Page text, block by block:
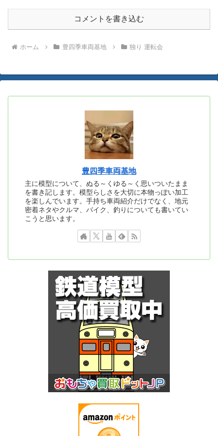
コメントを書き込む
ホーム 豊四季車両基地 独り 運転会
豊四季車両基地
主に模型について、ぬる～くゆる～く思いついたまま
を書き記します。模型らしさを大切に本物っぽい加工
を楽しんでいます。手持ち車両紹介だけでなく、地元
密着ネタやクルマ、バイク、釣りについても書いてい
こうと思います。